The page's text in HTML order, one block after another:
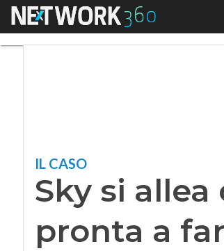
Menu
IL CASO
Sky si allea
pronta a